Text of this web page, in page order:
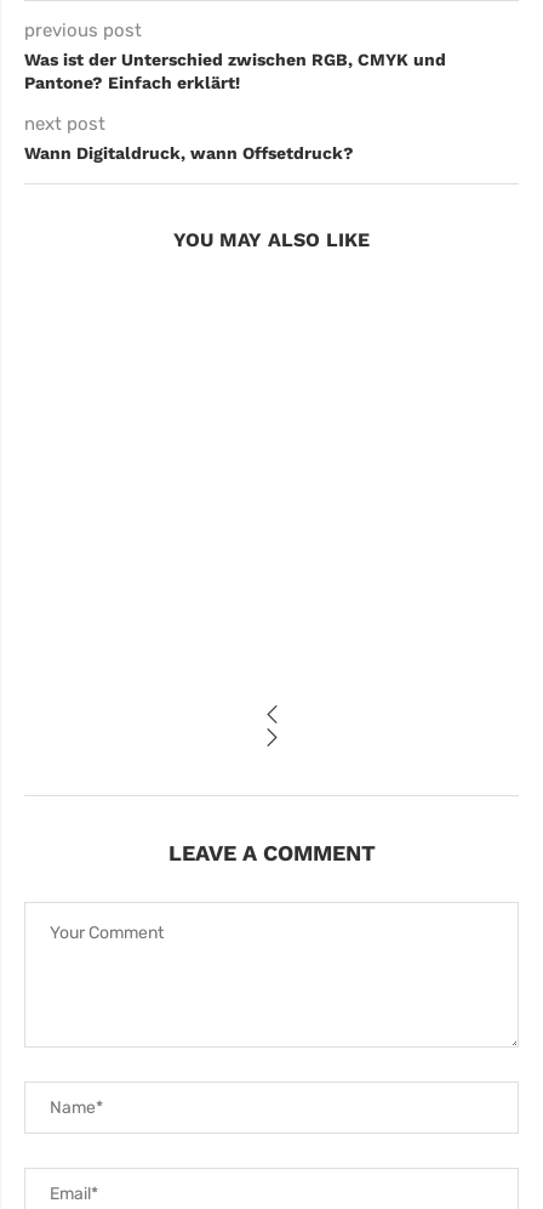
previous post
Was ist der Unterschied zwischen RGB, CMYK und
Pantone? Einfach erklärt!
next post
Wann Digitaldruck, wann Offsetdruck?
YOU MAY ALSO LIKE
LEAVE A COMMENT